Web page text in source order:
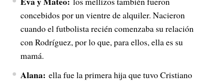
concebidos por un vientre de alquiler. Nacieron
cuando el futbolista recién comenzaba su relación
con Rodríguez, por lo que, para ellos, ella es su
mamá.
Alana: ella fue la primera hija que tuvo Cristiano